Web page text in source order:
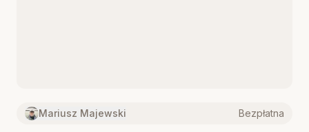
Mariusz Majewski Bezpłatna